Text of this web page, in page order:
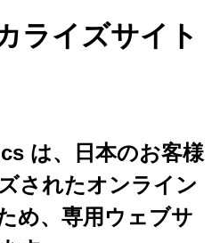
a
r
ライズサイト
は、日本のお客様
されたオンライン
め、専用ウェブサ